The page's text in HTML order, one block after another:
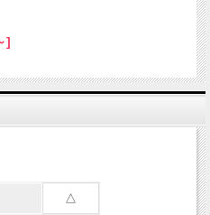
」での販売となります。
ペン） 細字S / 1本」はこちら
]
△